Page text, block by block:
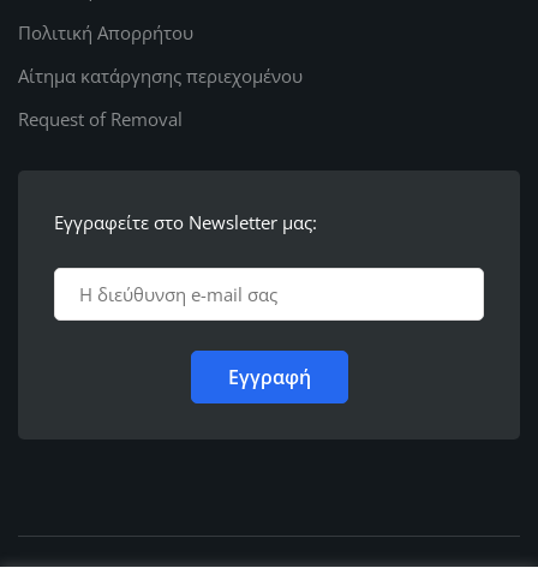
Πολιτική Απορρήτου
Αίτημα κατάργησης περιεχομένου
Request of Removal
Εγγραφείτε στο Newsletter μας: